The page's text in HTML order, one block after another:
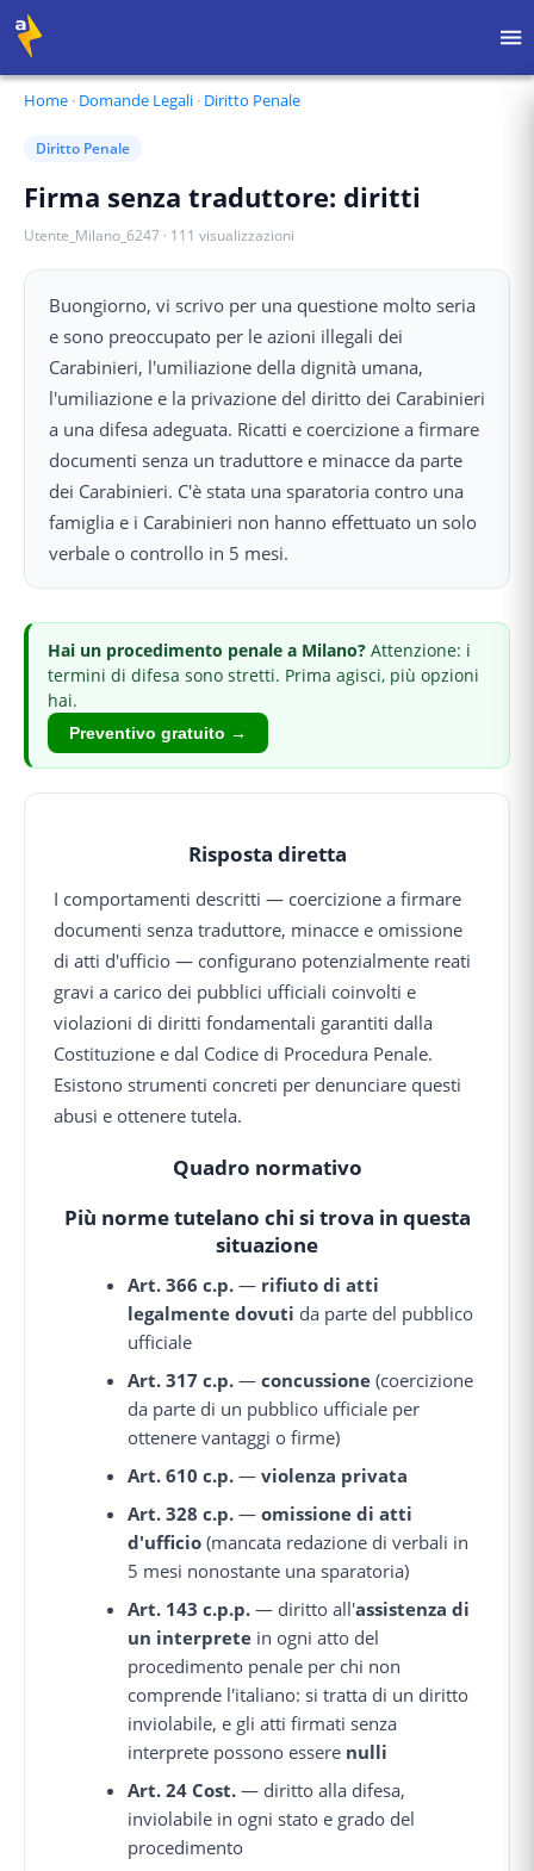
Home · Domande Legali · Diritto Penale
Diritto Penale
Firma senza traduttore: diritti
Utente_Milano_6247 · 111 visualizzazioni
Buongiorno, vi scrivo per una questione molto seria
e sono preoccupato per le azioni illegali dei
Carabinieri, l'umiliazione della dignità umana,
l'umiliazione e la privazione del diritto dei Carabinieri
a una difesa adeguata. Ricatti e coercizione a firmare
documenti senza un traduttore e minacce da parte
dei Carabinieri. C'è stata una sparatoria contro una
famiglia e i Carabinieri non hanno effettuato un solo
verbale o controllo in 5 mesi.
Hai un procedimento penale a Milano? Attenzione: i
termini di difesa sono stretti. Prima agisci, più opzioni
hai.
Preventivo gratuito →
Risposta diretta
I comportamenti descritti — coercizione a firmare
documenti senza traduttore, minacce e omissione
di atti d'ufficio — configurano potenzialmente reati
gravi a carico dei pubblici ufficiali coinvolti e
violazioni di diritti fondamentali garantiti dalla
Costituzione e dal Codice di Procedura Penale.
Esistono strumenti concreti per denunciare questi
abusi e ottenere tutela.
Quadro normativo
Più norme tutelano chi si trova in questa
situazione
Art. 366 c.p. — rifiuto di atti
legalmente dovuti da parte del pubblico
ufficiale
Art. 317 c.p. —concussione (coercizione
da parte di un pubblico ufficiale per
ottenere vantaggi o firme)
Art. 610 c.p. —violenza privata
Art. 328 c.p. —omissione di atti
d'ufficio (mancata redazione di verbali in
5 mesi nonostante una sparatoria)
Art. 143 c.p.p. — diritto all'assistenza di
un interprete in ogni atto del
procedimento penale per chi non
comprende l'italiano: si tratta di un diritto
inviolabile, e gli atti firmati senza
interprete possono essere nulli
Art. 24 Cost. — diritto alla difesa,
inviolabile in ogni stato e grado del
procedimento